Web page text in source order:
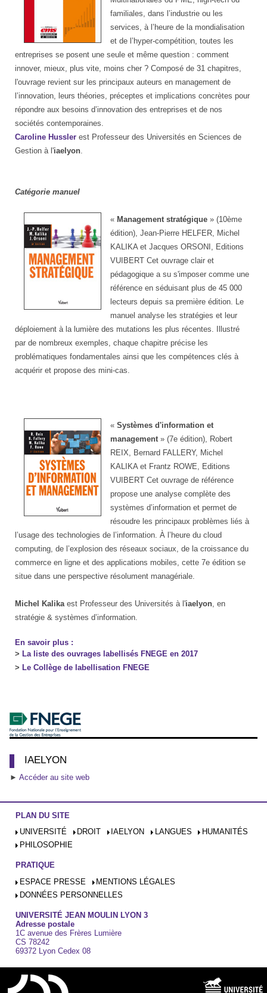
familiales, dans l’industrie ou les
services, à l’heure de la mondialisation
et de l’hyper-compétition, toutes les
entreprises se posent une seule et même question : comment
innover, mieux, plus vite, moins cher ? Composé de 31 chapitres,
l'ouvrage revient sur les principaux auteurs en management de
l’innovation, leurs théories, préceptes et implications concrètes pour
répondre aux besoins d’innovation des entreprises et de nos
sociétés contemporaines.
Caroline Hussler est Professeur des Universités en Sciences de
Gestion à l'iaelyon.
Catégorie manuel
« Management stratégique » (10ème
édition), Jean-Pierre HELFER, Michel
KALIKA et Jacques ORSONI, Editions
VUIBERT Cet ouvrage clair et
pédagogique a su s'imposer comme une
référence en séduisant plus de 45 000
lecteurs depuis sa première édition. Le
manuel analyse les stratégies et leur
déploiement à la lumière des mutations les plus récentes. Illustré
par de nombreux exemples, chaque chapitre précise les
problématiques fondamentales ainsi que les compétences clés à
acquérir et propose des mini-cas.
« Systèmes d'information et
management» (7e édition), Robert
REIX, Bernard FALLERY, Michel
KALIKA et Frantz ROWE, Editions
VUIBERT Cet ouvrage de référence
propose une analyse complète des
systèmes d’information et permet de
résoudre les principaux problèmes liés à
l’usage des technologies de l’information. À l’heure du cloud
computing, de l’explosion des réseaux sociaux, de la croissance du
commerce en ligne et des applications mobiles, cette 7e édition se
situe dans une perspective résolument managériale.
Michel Kalikaest Professeur des Universités à l'iaelyon, en
stratégie & systèmes d’information.
En savoir plus :
> La liste des ouvrages labellisés FNEGE en 2017
> Le Collège de labellisation FNEGE
IAELYON
► Accéder au site web
PLAN DU SITE
UNIVERSITÉ
DROIT IAELYON LANGUES
HUMANITÉS
PHILOSOPHIE
PRATIQUE
ESPACE PRESSE
MENTIONS LÉGALES
DONNÉES PERSONNELLES
UNIVERSITÉ JEAN MOULIN LYON 3
Adresse postale
1C avenue des Frères Lumière
CS 78242
69372 Lyon Cedex 08